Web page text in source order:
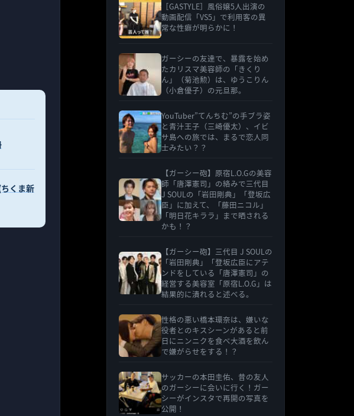
くま新
［GASTYLE］風俗嬢5人出演の
動画配信「VS5」で利用客の異
常な性癖が明らかに！
ガーシーの友達で、暴露を始め
たカリスマ美容師の「きくり
ん」（菊池勲）は、ゆうこりん
（小倉優子）の元旦那。
YouTuber”てんちむ”の手ブラ姿
と青汁王子（三崎優太）、イビ
サ島への旅では、まるで恋人同
士みたい？？
【ガーシー砲】原宿L.O.Gの美容
師「唐澤憲司」の絡みで三代目
J SOULの「岩田剛典」「登坂広
臣」に加えて、「藤田ニコル」
「明日花キララ」まで晒される
かも！？
【ガーシー砲】三代目 J SOULの
「岩田剛典」「登坂広臣にアテ
ンドをしている「唐澤憲司」の
経営する美容室「原宿L.O.G」は
結果的に潰れると述べる。
性格の悪い橋本環奈は、嫌いな
役者とのキスシーンがあると前
日にニンニクを食べ大酒を飲ん
で嫌がらせをする！？
サッカーの本田圭佑、昔の友人
のガーシーに会いに行く！ガー
シーがインスタで再開の写真を
公開！